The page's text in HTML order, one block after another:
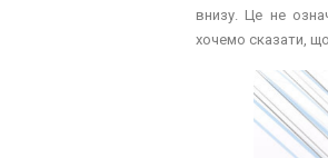
внизу. Це не
хочемо сказати,